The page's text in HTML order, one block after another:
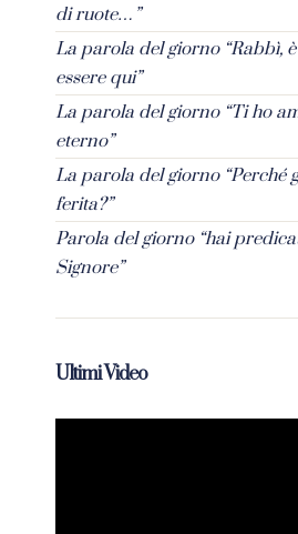
di ruote…”
La parola del giorno “Rabbì,
essere qui”
La parola del giorno “Ti ho
eterno”
La parola del giorno “Perché
ferita?”
Parola del giorno “hai
Signore”
Ultimi Video